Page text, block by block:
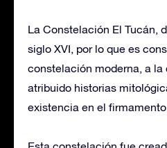
La Constelación El Tucán,
siglo XVI, por lo que es
constelación moderna, a la
atribuido historias
existencia en el